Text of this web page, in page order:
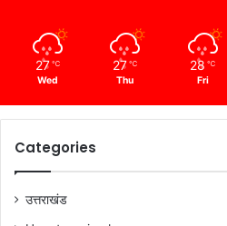
27 ℃
Wed
27 ℃
Thu
28 ℃
Fri
Categories
उत्तराखंड